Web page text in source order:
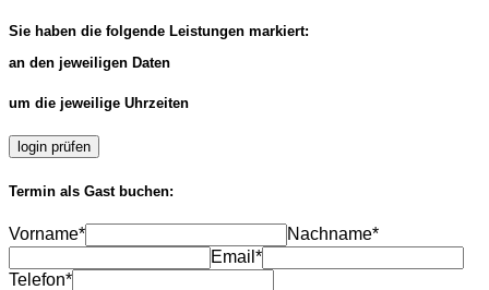
Sie haben die folgende Leistungen markiert:
an den jeweiligen Daten
um die jeweilige Uhrzeiten
login prüfen
Termin als Gast buchen:
Vorname*
Nachname*
Email*
Telefon*